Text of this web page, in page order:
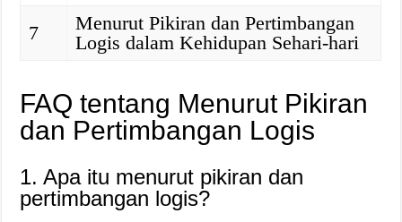
7
Menurut Pikiran dan Pertimbangan
Logis dalam Kehidupan Sehari-hari
FAQ tentang Menurut Pikiran
dan Pertimbangan Logis
1. Apa itu menurut pikiran dan
pertimbangan logis?